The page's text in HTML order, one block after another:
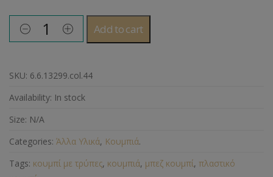
Add to cart
SKU: 6.6.13299.col.44
Availability: In stock
Size: N/A
Categories: Άλλα Υλικά, Κουμπιά.
Tags: κουμπί με τρύπες, κουμπιά, μπεζ κουμπί, πλαστικό